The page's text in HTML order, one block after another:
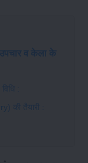
व केला के
:
की तैयारी :